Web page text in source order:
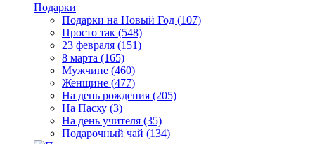
Подарки
Подарки на Новый Год (107)
Просто так (548)
23 февраля (151)
8 марта (165)
Мужчине (460)
Женщине (477)
На день рождения (205)
На Пасху (3)
На день учителя (35)
Подарочный чай (134)